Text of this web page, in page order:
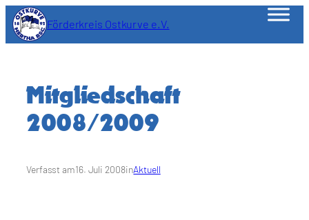
Zum
Inhalt
springen
Förderkreis Ostkurve e.V.
Mitgliedschaft
2008/2009
Verfasst am16. Juli 2008inAktuell